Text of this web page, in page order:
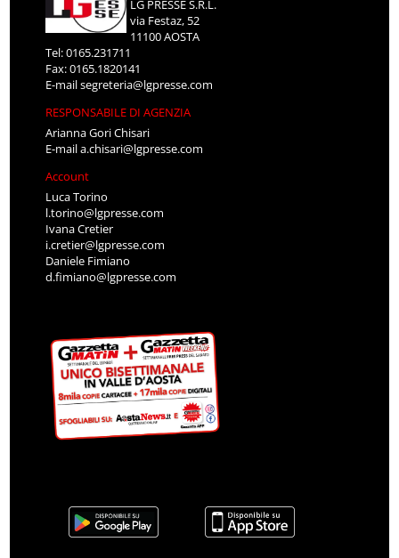
LG PRESSE S.R.L.
via Festaz, 52
11100 AOSTA
Tel: 0165.231711
Fax: 0165.1820141
E-mailsegreteria@lgpresse.com
RESPONSABILE DI AGENZIA
Arianna Gori Chisari
E-maila.chisari@lgpresse.com
Account
Luca Torino
l.torino@lgpresse.com
Ivana Cretier
i.cretier@lgpresse.com
Daniele Fimiano
d.fimiano@lgpresse.com